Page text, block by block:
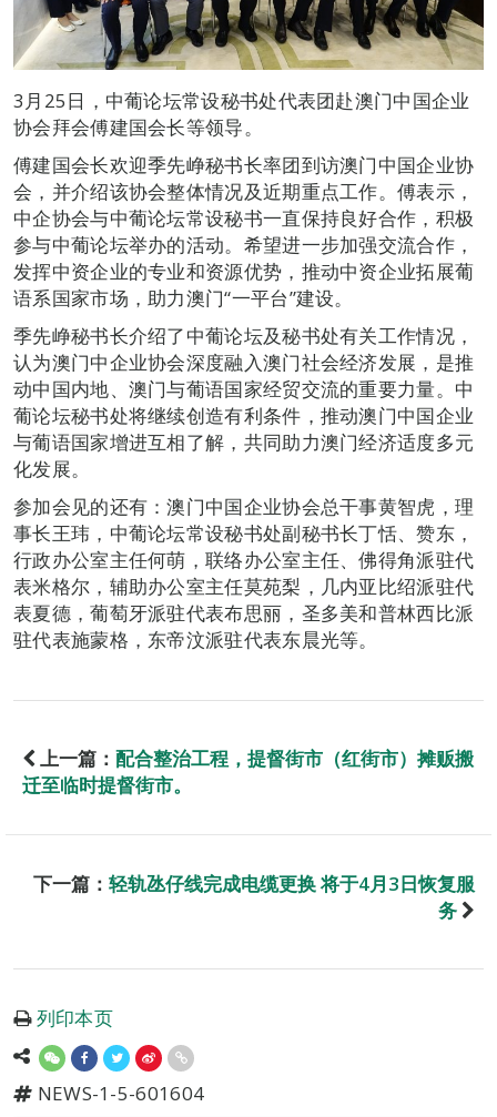
3月25日，中葡论坛常设秘书处代表团赴澳门中国企业
协会拜会傅建国会长等领导。
傅建国会长欢迎季先峥秘书长率团到访澳门中国企业协
会，并介绍该协会整体情况及近期重点工作。傅表示，
中企协会与中葡论坛常设秘书一直保持良好合作，积极
参与中葡论坛举办的活动。希望进一步加强交流合作，
发挥中资企业的专业和资源优势，推动中资企业拓展葡
语系国家市场，助力澳门“一平台”建设。
季先峥秘书长介绍了中葡论坛及秘书处有关工作情况，
认为澳门中企业协会深度融入澳门社会经济发展，是推
动中国内地、澳门与葡语国家经贸交流的重要力量。中
葡论坛秘书处将继续创造有利条件，推动澳门中国企业
与葡语国家增进互相了解，共同助力澳门经济适度多元
化发展。
参加会见的还有：澳门中国企业协会总干事黄智虎，理
事长王玮，中葡论坛常设秘书处副秘书长丁恬、赞东，
行政办公室主任何萌，联络办公室主任、佛得角派驻代
表米格尔，辅助办公室主任莫苑梨，几内亚比绍派驻代
表夏德，葡萄牙派驻代表布思丽，圣多美和普林西比派
驻代表施蒙格，东帝汶派驻代表东晨光等。
上一篇： 配合整治工程，提督街市（红街市）摊贩搬
迁至临时提督街市。
下一篇： 轻轨氹仔线完成电缆更换 将于4月3日恢复服
务
列印本页
NEWS-1-5-601604